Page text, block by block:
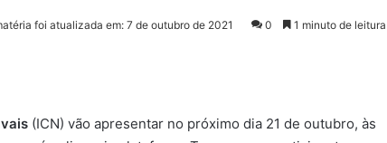
foi atualizada em: 7 de outubro de 2021 0 1 minuto de leitura
(ICN) vão apresentar no próximo dia 21 de outubro, às